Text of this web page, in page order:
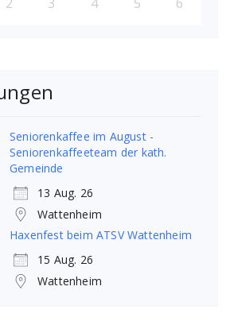
Seniorenkaffee im August -
Seniorenkaffeeteam der kath.
Gemeinde
13 Aug. 26
Wattenheim
Haxenfest beim ATSV Wattenheim
15 Aug. 26
Wattenheim